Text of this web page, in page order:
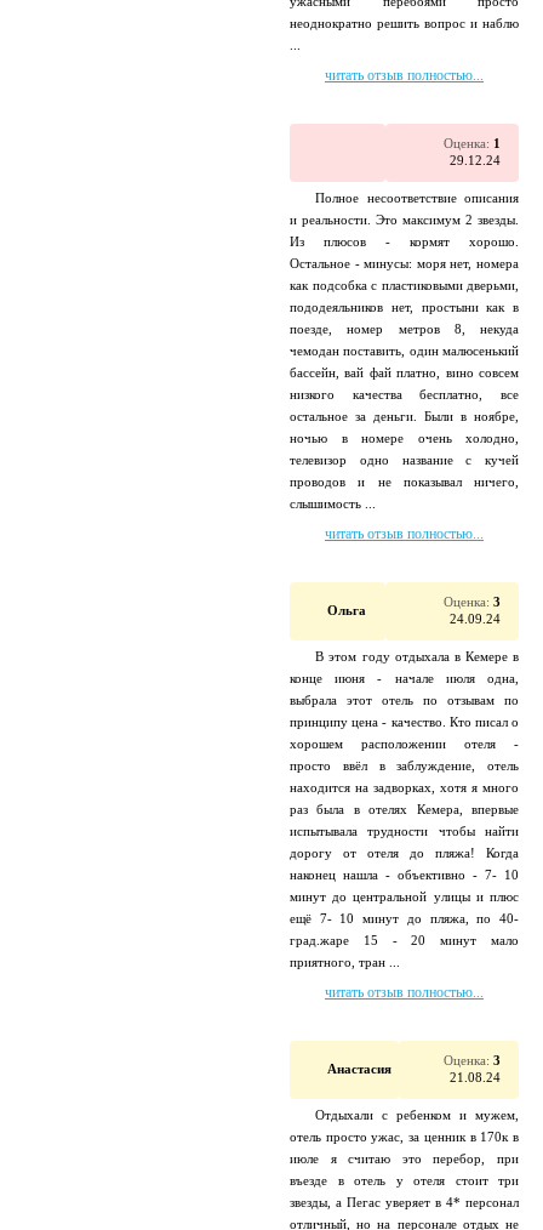
неоднократно решить вопрос и наблю
читать отзыв полностью...
Оценка: 1
29.12.24
Полное несоответствие описания
и реальности. Это максимум 2 звезды.
Из плюсов - кормят хорошо.
Остальное - минусы: моря нет, номера
как подсобка с пластиковыми дверьми,
пододеяльников нет, простыни как в
поезде, номер метров 8, некуда
чемодан поставить, один малюсенький
бассейн, вай фай платно, вино совсем
низкого качества бесплатно, все
остальное за деньги. Были в ноябре,
ночью в номере очень холодно,
телевизор одно название с кучей
проводов и не показывал ничего,
слышимость ...
читать отзыв полностью...
Ольга
Оценка: 3
24.09.24
В этом году отдыхала в Кемере в
конце июня - начале июля одна,
выбрала этот отель по отзывам по
принципу цена - качество. Кто писал о
хорошем расположении отеля -
просто ввёл в заблуждение, отель
находится на задворках, хотя я много
раз была в отелях Кемера, впервые
испытывала трудности чтобы найти
дорогу от отеля до пляжа! Когда
наконец нашла - объективно - 7- 10
минут до центральной улицы и плюс
ещё 7- 10 минут до пляжа, по 40-
град.жаре 15 - 20 минут мало
приятного, тран ...
читать отзыв полностью...
Анастасия
Оценка: 3
21.08.24
Отдыхали с ребенком и мужем,
отель просто ужас, за ценник в 170к в
июле я считаю это перебор, при
въезде в отель у отеля стоит три
звезды, а Пегас уверяет в 4* персонал
отличный, но на персонале отдых не